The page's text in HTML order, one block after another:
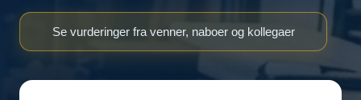
Se vurderinger fra venner, naboer og kollegaer